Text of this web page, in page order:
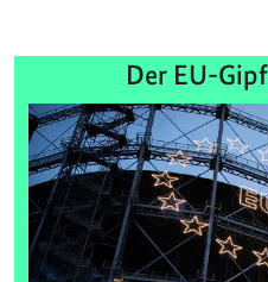
Der EU-